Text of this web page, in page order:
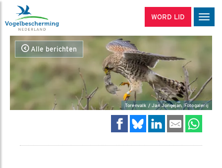
WORD LID
Alle berichten
Torenvalk / Jan Jongejan, Fotogalerij